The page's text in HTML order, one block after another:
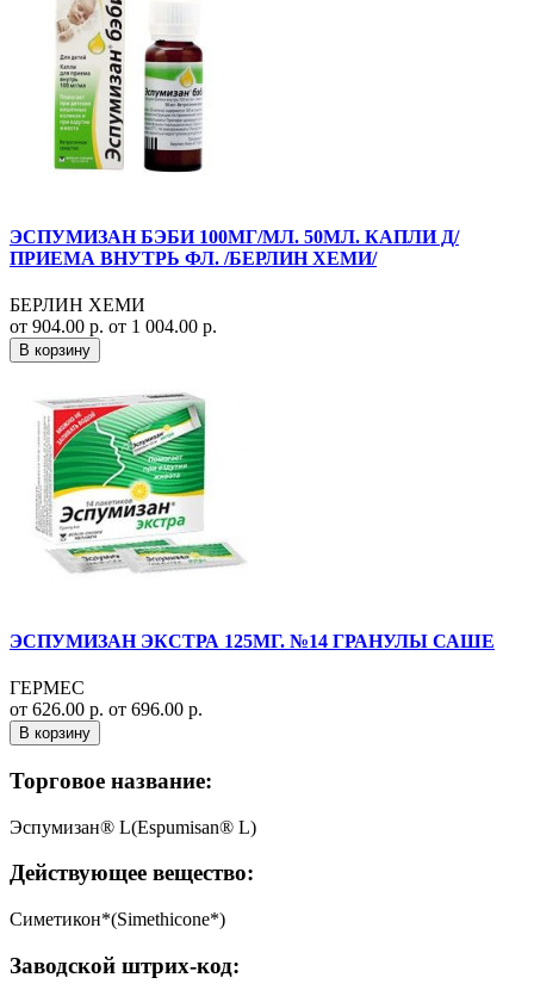
ЭСПУМИЗАН БЭБИ 100МГ/МЛ. 50МЛ. КАПЛИ Д/
ПРИЕМА ВНУТРЬ ФЛ. /БЕРЛИН ХЕМИ/
БЕРЛИН ХЕМИ
от 904.00 р. от 1 004.00 р.
В корзину
ЭСПУМИЗАН ЭКСТРА 125МГ. №14 ГРАНУЛЫ САШЕ
ГЕРМЕС
от 626.00 р. от 696.00 р.
В корзину
Торговое название:
Эспумизан® L(Espumisan® L)
Действующее вещество:
Симетикон*(Simethicone*)
Заводской штрих-код: